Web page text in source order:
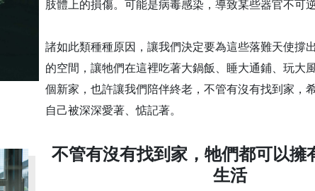
肢體上的損傷。可能是病毒感染，導致某些器官不可逆
諸如此類種種原因，讓我們決定要為這些落難天使撐
的空間，讓牠們在這裡吃著大鍋飯、睡大通鋪、玩大
個新家，也許讓我們陪伴終老，不管有沒有找到家，
自己被深深愛著、惦記著。
不管有沒有找到家，牠們都可以擁
生活